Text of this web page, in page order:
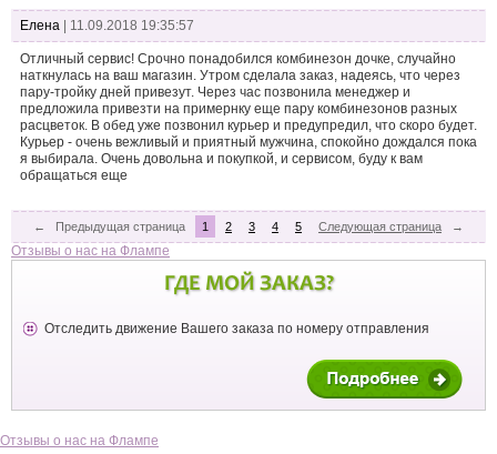
Елена | 11.09.2018 19:35:57
Отличный сервис! Срочно понадобился комбинезон дочке, случайно
наткнулась на ваш магазин. Утром сделала заказ, надеясь, что через
пару-тройку дней привезут. Через час позвонила менеджер и
предложила привезти на примернку еще пару комбинезонов разных
расцветок. В обед уже позвонил курьер и предупредил, что скоро будет.
Курьер - очень вежливый и приятный мужчина, спокойно дождался пока
я выбирала. Очень довольна и покупкой, и сервисом, буду к вам
обращаться еще
← Предыдущая страница 1 2 3 4 5 Следующая страница →
Отзывы о нас на Флампе
ГДЕ МОЙ ЗАКАЗ?
Отследить движение Вашего заказа по номеру отправления
Отзывы о нас на Флампе